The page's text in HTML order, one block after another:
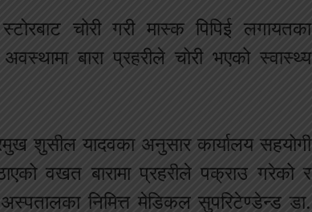
चोरी गरी मास्क पिपिई लगायतका
बारा प्रहरीले चोरी भएको स्वास्थ्य
शुसील यादवका अनुसार कार्यालय सहयोगी
वखत बारामा प्रहरीले पक्राउ गरेको र
निमित्त मेडिकल सुपरिटेण्डेन्ड डा.